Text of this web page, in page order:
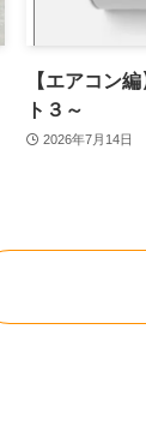
【エアコン
ト３～
2026年7月14日